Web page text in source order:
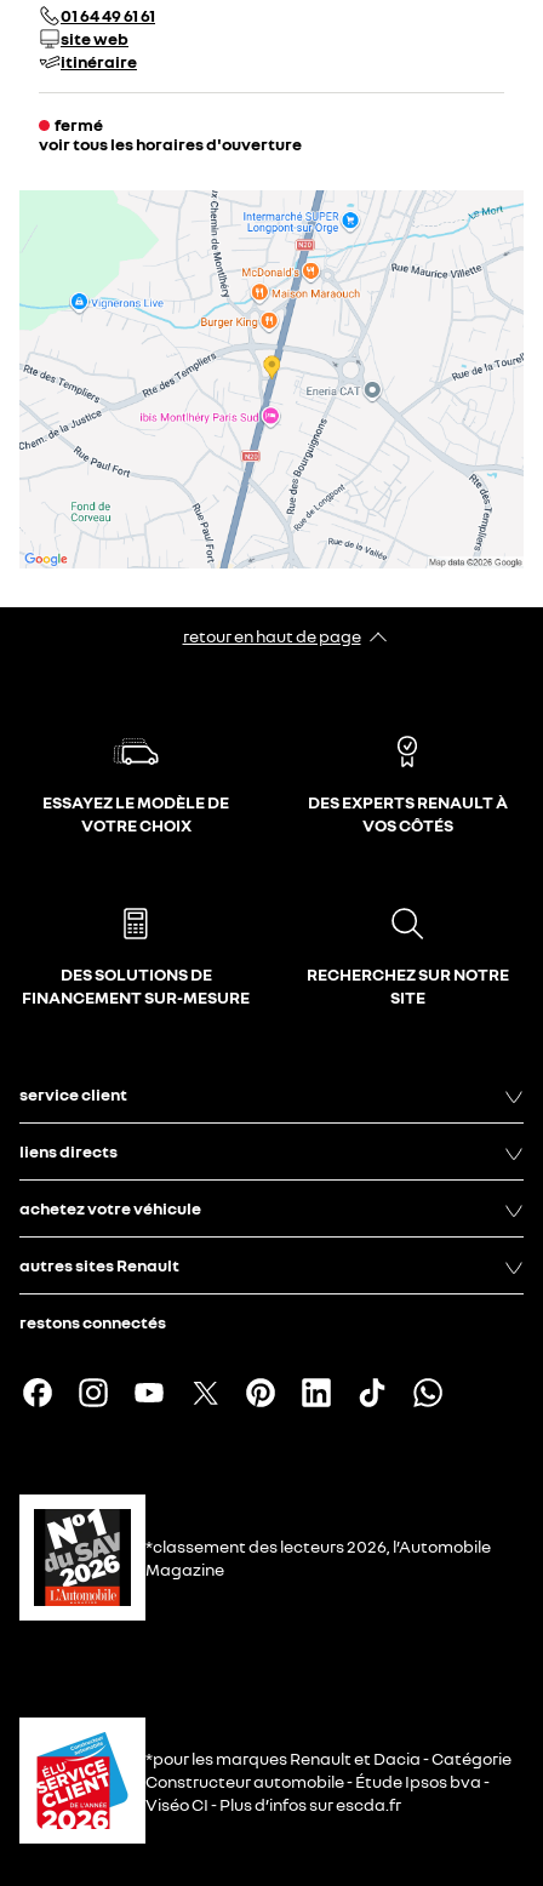
01 64 49 61 61
site web
itinéraire
fermé
voir tous les horaires d'ouverture
mardi
09:00 - 12:00
14:00 - 19:00
09:00 - 12:0014:00 - 19:00
09:00 - 12:0014:00 - 19:00
09:00 - 12:00 14:00 - 19:00
09:00 - 12:0014:00 - 18:00
dimanche
fermé
retour en haut de page​
ESSAYEZ LE MODÈLE DE
VOTRE CHOIX
DES EXPERTS RENAULT À
VOS CÔTÉS
DES SOLUTIONS DE
FINANCEMENT SUR-MESURE
RECHERCHEZ SUR NOTRE
SITE
service client
liens directs
achetez votre véhicule
autres sites Renault
restons connectés
*classement des lecteurs 2026, l’Automobile
Magazine
*pour les marques Renault et Dacia - Catégorie
Constructeur automobile - Étude Ipsos bva -
Viséo CI - Plus d’infos sur escda.fr